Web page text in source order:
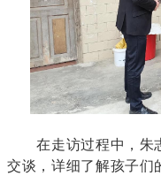
在走访过程中，朱
交谈，详细了解孩子们